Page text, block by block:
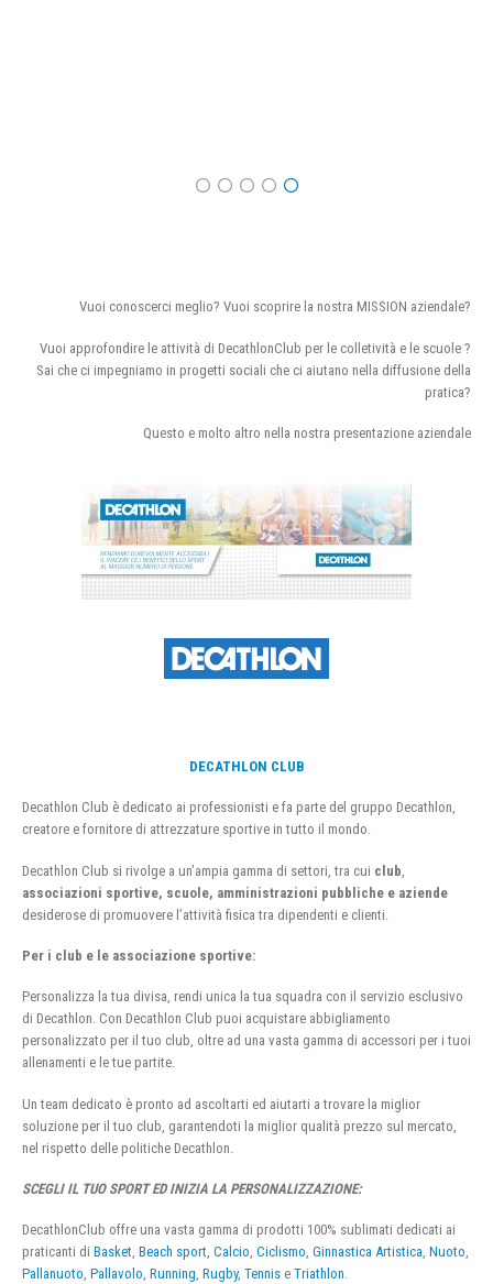
Vuoi conoscerci meglio? Vuoi scoprire la nostra MISSION aziendale?
Vuoi approfondire le attività di DecathlonClub per le colletività e le scuole ?
Sai che ci impegniamo in progetti sociali che ci aiutano nella diffusione della
pratica?
Questo e molto altro nella nostra presentazione aziendale
DECATHLON CLUB
Decathlon Club è dedicato ai professionisti e fa parte del gruppo Decathlon,
creatore e fornitore di attrezzature sportive in tutto il mondo.
Decathlon Club si rivolge a un’ampia gamma di settori, tra cui club
associazioni sportive, scuole, amministrazioni pubbliche e aziende
desiderose di promuovere l’attività fisica tra dipendenti e clienti.
Per i club e le associazione sportive:
Personalizza la tua divisa, rendi unica la tua squadra con il servizio esclusivo
di Decathlon. Con Decathlon Club puoi acquistare abbigliamento
personalizzato per il tuo club, oltre ad una vasta gamma di accessori per i tuoi
allenamenti e le tue partite.
Un team dedicato è pronto ad ascoltarti ed aiutarti a trovare la miglior
soluzione per il tuo club, garantendoti la miglior qualità prezzo sul mercato,
nel rispetto delle politiche Decathlon.
SCEGLI IL TUO SPORT ED INIZIA LA PERSONALIZZAZIONE:
DecathlonClub offre una vasta gamma di prodotti 100% sublimati dedicati ai
praticanti di Basket, Beach sport, Calcio, Ciclismo, Ginnastica Artistica, Nuoto,
Pallanuoto, Pallavolo, Running, Rugby, Tennis e Triathlon.